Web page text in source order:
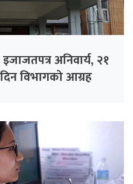
अनिवार्य, २१
विभागको आग्रह